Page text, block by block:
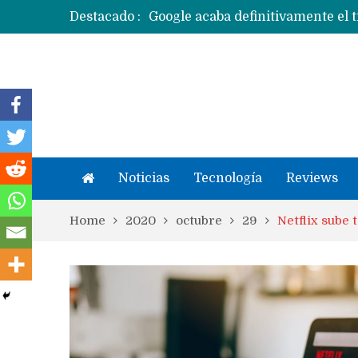
Destacado :
Apple dice que más ex
Noticias Tecnología Reviews
Home 2020 octubre 29 Netflix sube